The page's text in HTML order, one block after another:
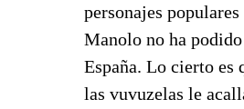
personajes
Manolo no ha
España. Lo cierto es
las vuvuzelas le